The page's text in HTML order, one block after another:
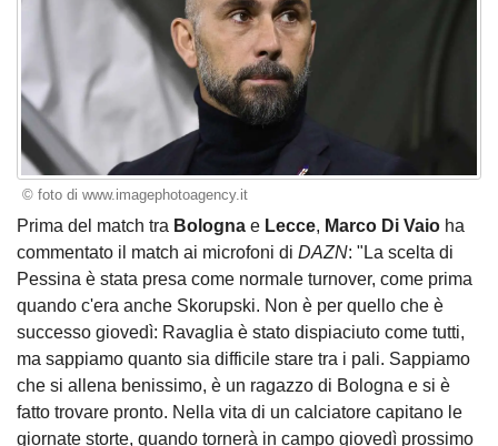
© foto di www.imagephotoagency.it
Prima del match tra Bologna e Lecce, Marco Di Vaio ha
commentato il match ai microfoni di DAZN: "La scelta di
Pessina è stata presa come normale turnover, come prima
quando c'era anche Skorupski. Non è per quello che è
successo giovedì: Ravaglia è stato dispiaciuto come tutti,
ma sappiamo quanto sia difficile stare tra i pali. Sappiamo
che si allena benissimo, è un ragazzo di Bologna e si è
fatto trovare pronto. Nella vita di un calciatore capitano le
giornate storte, quando tornerà in campo giovedì prossimo